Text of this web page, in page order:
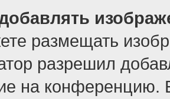
размещать
разрешил
на конференцию.